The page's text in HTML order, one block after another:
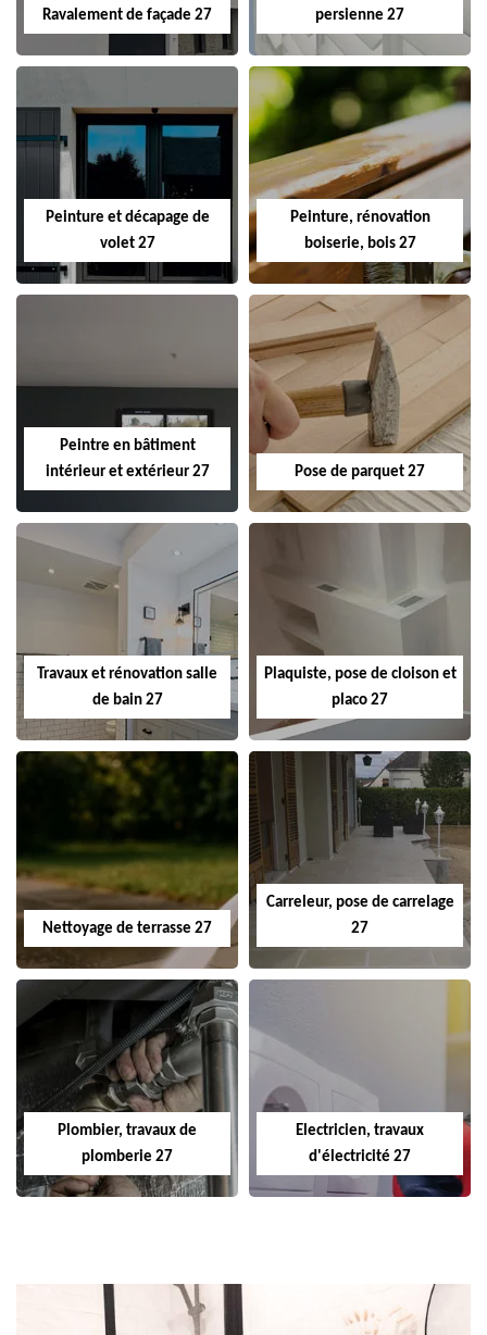
Ravalement de façade 27
persienne 27
Peinture et décapage de
volet 27
Peinture, rénovation
boiserie, bois 27
Peintre en bâtiment
intérieur et extérieur 27
Pose de parquet 27
Travaux et rénovation salle
de bain 27
Plaquiste, pose de cloison et
placo 27
Nettoyage de terrasse 27
Carreleur, pose de carrelage
27
Plombier, travaux de
plomberie 27
Electricien, travaux
d'électricité 27